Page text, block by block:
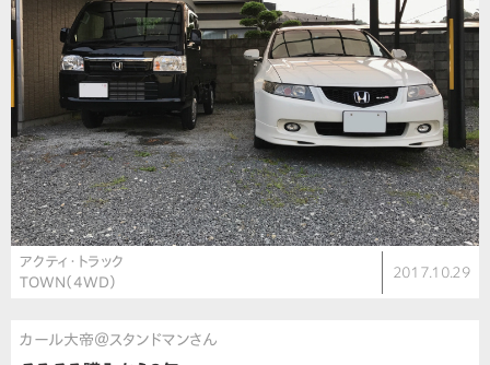
アクティ・トラック
TOWN（4WD）
2017.10.29
カール大帝＠スタンドマンさん